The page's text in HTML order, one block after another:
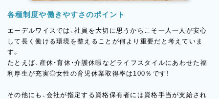
各種制度や働きやすさのポイント
エーデルワイスでは、社員を大切に思うからこそ一人一人が安心
して長く働ける環境を整えることが何より重要だと考えていま
す。
たとえば、産休・育休・介護休暇などライフスタイルにあわせた福
利厚生が充実◎女性の育児休業取得率は100％です！
その他にも、会社が指定する資格保有者には資格手当が支給され